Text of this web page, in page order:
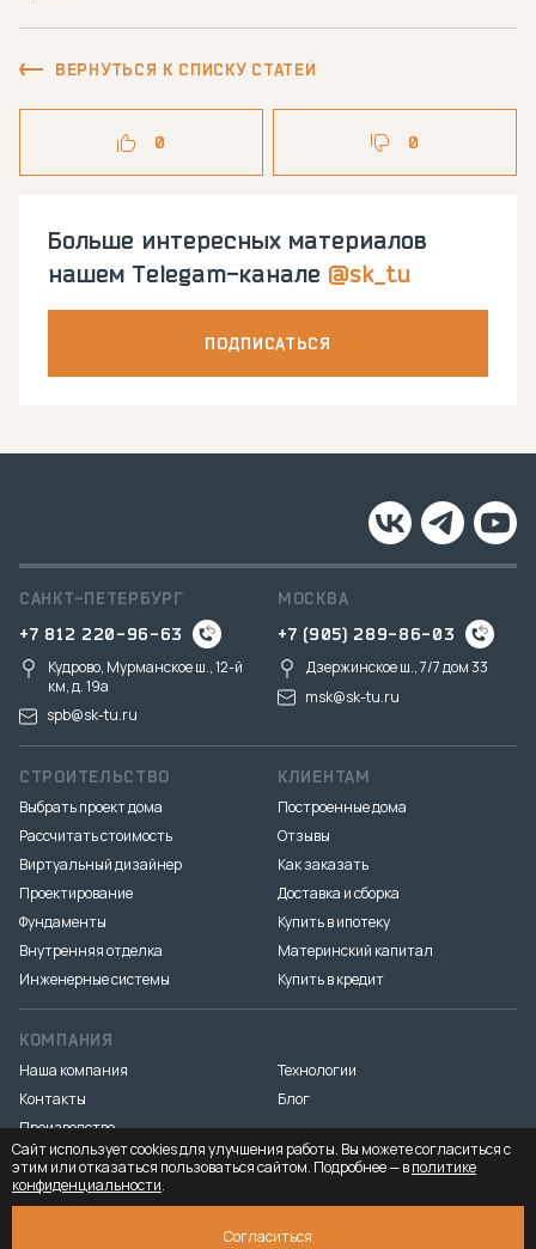
ВЕРНУТЬСЯ К СПИСКУ СТАТЕЙ
0 0
Больше интересных материалов
нашем Telegam-канале @sk_tu
ПОДПИСАТЬСЯ
САНКТ-ПЕТЕРБУРГ
+7 812 220-96-63
Кудрово, Мурманское ш., 12-й
км, д. 19a
spb@sk-tu.ru
МОСКВА
+7 (905) 289-86-03
Дзержинское ш., 7/7 дом 33
msk@sk-tu.ru
СТРОИТЕЛЬСТВО
Выбрать проект дома
Рассчитать стоимость
Виртуальный дизайнер
Проектирование
Фундаменты
Внутренняя отделка
Инженерные системы
КЛИЕНТАМ
Построенные дома
Отзывы
Как заказать
Доставка и сборка
Купить в ипотеку
Материнский капитал
Купить в кредит
КОМПАНИЯ
Наша компания
Контакты
Производство
Технологии
Блог
Разработка и продвижение
Сайт использует cookies для улучшения работы. Вы можете согласиться с
этим или отказаться пользоваться сайтом. Подробнее — вполитике
конфиденциальности.
Согласиться